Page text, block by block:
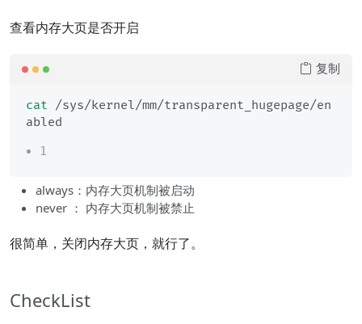
查看内存大页是否开启
cat /sys/kernel/mm/transparent_hugepage/en
1
复制
always：内存大页机制被启动
never ： 内存大页机制被禁止
很简单，关闭内存大页，就行了。
CheckList